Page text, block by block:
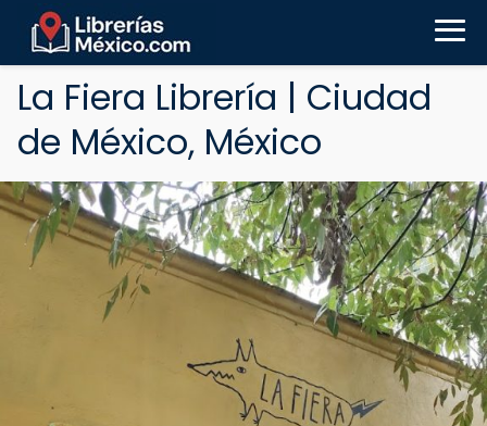
La Fiera Librería | Ciudad
de México, México